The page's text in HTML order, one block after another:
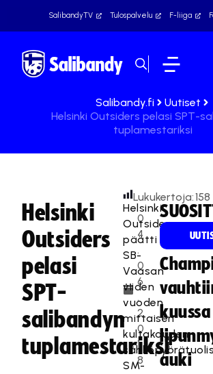
SalibandyTV Tulospalvelu F-liiga
Salibandy.fi
Uutiset
Helsinki Outsiders pelasi SPT-
tuplamestariksi
Helsinki
Outsiders
pelasi
SPT-
salibandyn
tuplamestariksi
0
4
.
0
6
.
2
0
1
8
Lukukertoja:158
Helsinki
Outsiders
päätti
SB-
Vaasan
viiden
vuoden
mittaisen
kultakauden
SM-
auki